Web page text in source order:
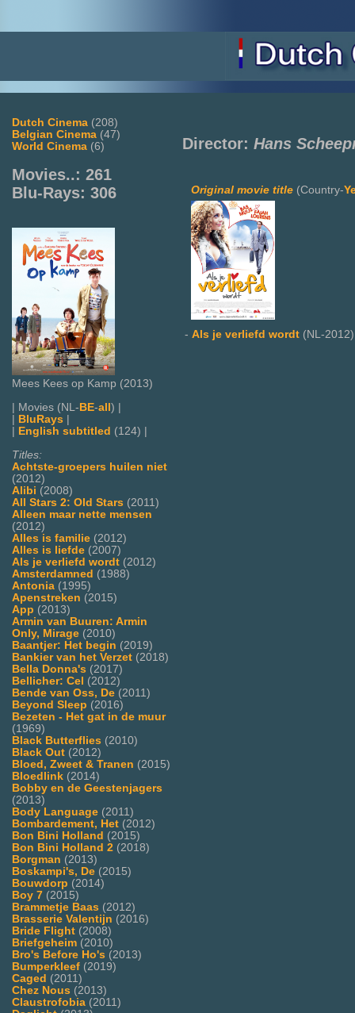
Dutch Cinema (208)
Belgian Cinema (47)
World Cinema (6)
Movies..: 261
Blu-Rays: 306
Mees Kees op Kamp (2013)
| Movies (NL-BE-all) |
| BluRays |
| English subtitled (124) |
Titles:
Achtste-groepers huilen niet
(2012)
Alibi (2008)
All Stars 2: Old Stars (2011)
Alleen maar nette mensen
(2012)
Alles is familie (2012)
Alles is liefde (2007)
Als je verliefd wordt (2012)
Amsterdamned (1988)
Antonia (1995)
Apenstreken (2015)
App (2013)
Armin van Buuren: Armin
Only, Mirage (2010)
Baantjer: Het begin (2019)
Bankier van het Verzet (2018)
Bella Donna's (2017)
Bellicher: Cel (2012)
Bende van Oss, De (2011)
Beyond Sleep (2016)
Bezeten - Het gat in de muur
(1969)
Black Butterflies (2010)
Black Out (2012)
Bloed, Zweet & Tranen (2015)
Bloedlink (2014)
Bobby en de Geestenjagers
(2013)
Body Language (2011)
Bombardement, Het (2012)
Bon Bini Holland (2015)
Bon Bini Holland 2 (2018)
Borgman (2013)
Boskampi's, De (2015)
Bouwdorp (2014)
Boy 7 (2015)
Brammetje Baas (2012)
Brasserie Valentijn (2016)
Bride Flight (2008)
Briefgeheim (2010)
Bro's Before Ho's (2013)
Bumperkleef (2019)
Caged (2011)
Chez Nous (2013)
Claustrofobia (2011)
Director: Hans
Original movie title (Country-
- Als je verliefd wordt (NL-2012)